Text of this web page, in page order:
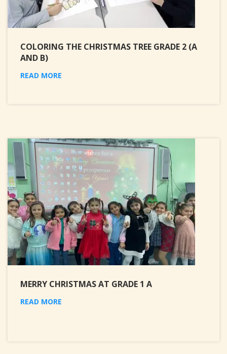
COLORING THE CHRISTMAS TREE GRADE 2 (A
AND B)
READ MORE
MERRY CHRISTMAS AT GRADE 1 A
READ MORE